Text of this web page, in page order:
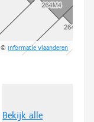
©Informatie Vlaanderen
Bekijk alle